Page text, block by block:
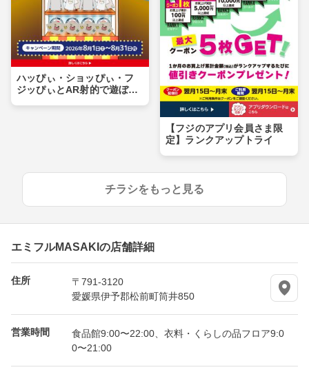
ハッぴぃ・ショッぴぃ・フ
ジッぴぃとAR射的で遊ぼ
【フジのアプリ会員さま限
定】ランクアップトライ
チラシをもっと見る
エミフルMASAKIの店舗詳細
住所
〒791-3120
愛媛県伊予郡松前町筒井850
営業時間
食品館9:00〜22:00、衣料・くらしの品フロア9:0
0〜21:00